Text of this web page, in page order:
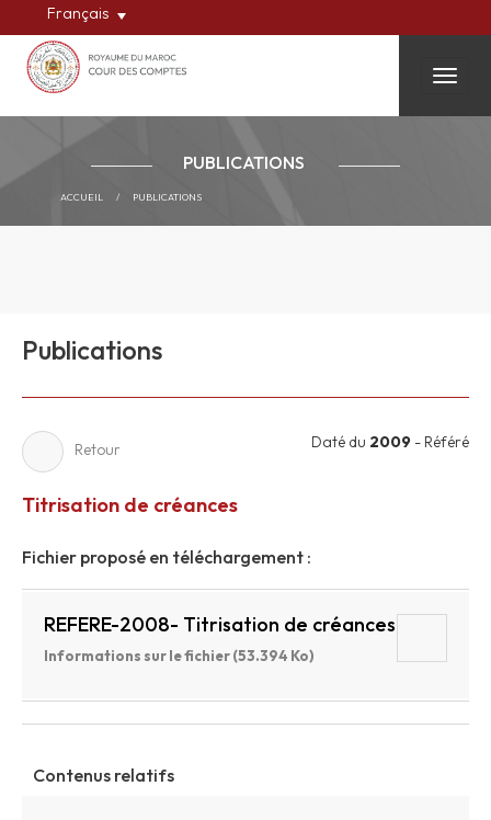
Français
PUBLICATIONS
ACCUEIL / PUBLICATIONS
Publications
Retour Daté du 2009 - Référé
Titrisation de créances
Fichier proposé en téléchargement :
REFERE-2008- Titrisation de créances
Informations sur le fichier (53.394 Ko)
Contenus relatifs